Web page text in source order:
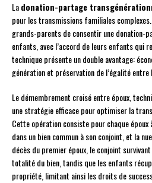
Ladonation-partage
pour les transmissions familiales
grands-parents de consentir une donation-
enfants, avec l’accord de leurs enfants qui
technique présente un double avantage:
génération et préservation de l’égalité
Le démembrement croisé entre époux,
une stratégie efficace pour optimiser la
Cette opération consiste pour chaque
dans un bien commun à son conjoint, et la
décès du premier époux, le conjoint
totalité du bien, tandis que les enfants
propriété, limitant ainsi les droits de